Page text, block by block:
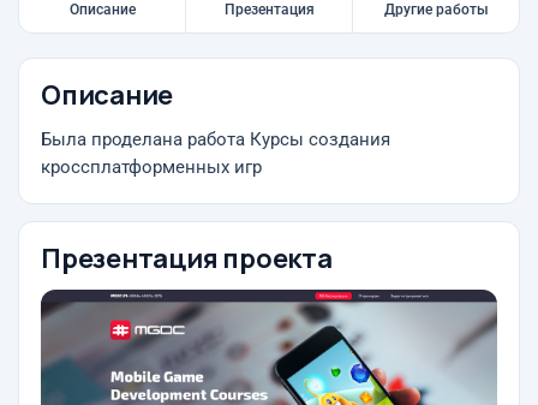
Описание Презентация Другие работы
Описание
Была проделана работа Курсы создания
кроссплатформенных игр
Презентация проекта